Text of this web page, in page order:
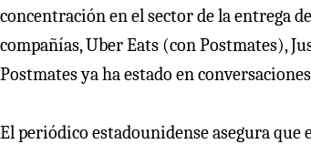
concentración en el sector de la entrega
compañías, Uber Eats (con Postmates),
Postmates ya ha estado en
El periódico estadounidense asegura que